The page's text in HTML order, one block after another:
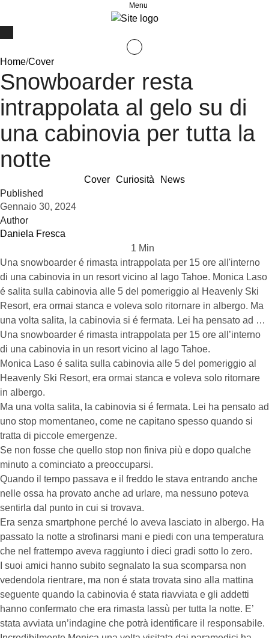
Menu
Home/Cover
Snowboarder resta
intrappolata al gelo su di
una cabinovia per tutta la
notte
Cover Curiosità
News
Published
Gennaio 30, 2024
Author
Daniela Fresca
1 Min
Una snowboarder é rimasta intrappolata per 15 ore all'interno
di una cabinovia in un resort vicino al lago Tahoe. Monica Laso
é salita sulla cabinovia alle 5 del pomeriggio al Heavenly Ski
Resort, era ormai stanca e voleva solo ritornare in albergo. Ma
una volta salita, la cabinovia si é fermata. Lei ha pensato ad …
Una snowboarder é rimasta intrappolata per 15 ore all’interno
di una cabinovia in un resort vicino al lago Tahoe.
Monica Laso é salita sulla cabinovia alle 5 del pomeriggio al
Heavenly Ski Resort, era ormai stanca e voleva solo ritornare
in albergo.
Ma una volta salita, la cabinovia si é fermata. Lei ha pensato ad
uno stop momentaneo, come ne capitano spesso quando si
tratta di piccole emergenze.
Se non fosse che quello stop non finiva più e dopo qualche
minuto a cominciato a preoccuparsi.
Quando il tempo passava e il freddo le stava entrando anche
nelle ossa ha provato anche ad urlare, ma nessuno poteva
sentirla dal punto in cui si trovava.
Era senza smartphone perché lo aveva lasciato in albergo. Ha
passato la notte a strofinarsi mani e piedi con una temperatura
che nel frattempo aveva raggiunto i dieci gradi sotto lo zero.
I suoi amici hanno subito segnalato la sua scomparsa non
vedendola rientrare, ma non é stata trovata sino alla mattina
seguente quando la cabinovia é stata riavviata e gli addetti
hanno confermato che era rimasta lassù per tutta la notte. E’
stata avviata un’indagine che potrà identificare il responsabile.